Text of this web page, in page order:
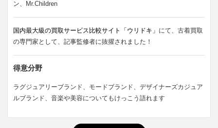
ン、Mr.Children
国内最大級の買取サービス比較サイト「ウリドキ」 にて、古着買取
の専門家として、記事監修者に抜擢されました！
得意分野
ラグジュアリーブランド、モードブランド、デザイナーズカジュア
ルブランド、音楽や美容についてもけっこう語れます